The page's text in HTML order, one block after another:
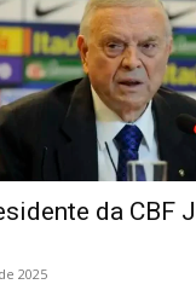
da CBF
2025